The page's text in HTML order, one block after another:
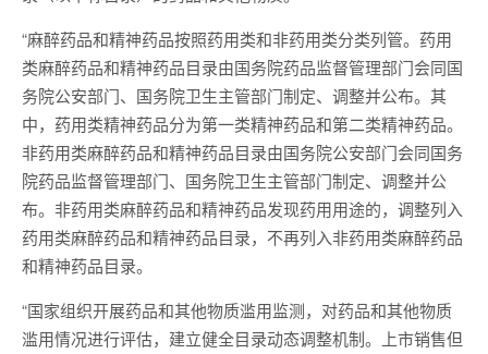
“麻醉药品和精神药品按照药用类和非药用类分类列管。药用
类麻醉药品和精神药品目录由国务院药品监督管理部门会同国
务院公安部门、国务院卫生主管部门制定、调整并公布。其
中，药用类精神药品分为第一类精神药品和第二类精神药品。
非药用类麻醉药品和精神药品目录由国务院公安部门会同国务
院药品监督管理部门、国务院卫生主管部门制定、调整并公
布。非药用类麻醉药品和精神药品发现药用用途的，调整列入
药用类麻醉药品和精神药品目录，不再列入非药用类麻醉药品
和精神药品目录。
“国家组织开展药品和其他物质滥用监测，对药品和其他物质
滥用情况进行评估，建立健全目录动态调整机制。上市销售但